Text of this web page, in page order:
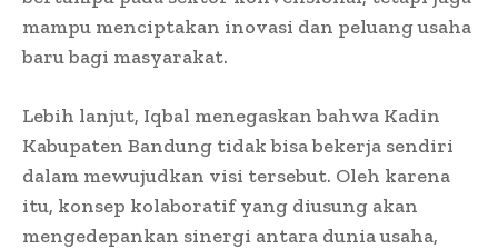
mampu menciptakan inovasi dan peluang usaha
baru bagi masyarakat.
Lebih lanjut, Iqbal menegaskan bahwa Kadin
Kabupaten Bandung tidak bisa bekerja sendiri
dalam mewujudkan visi tersebut. Oleh karena
itu, konsep kolaboratif yang diusung akan
mengedepankan sinergi antara dunia usaha,